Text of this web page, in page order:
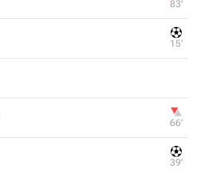
83‎’‎
15‎’‎
66‎’‎
39‎’‎